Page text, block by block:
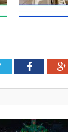
TwitterFacebook